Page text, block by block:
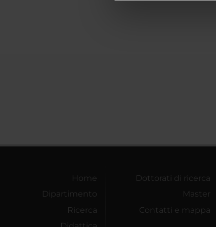
di analisi dei dati web,
Home
Dipartimento
Ricerca
Dottorati di ricerca
Master
Contatti e mappa